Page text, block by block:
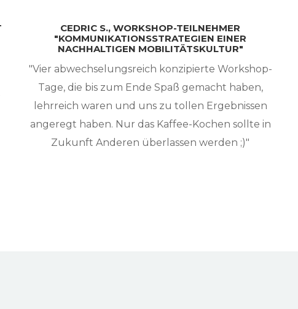
CEDRIC S., WORKSHOP-TEILNEHMER
"KOMMUNIKATIONSSTRATEGIEN EINER
NACHHALTIGEN MOBILITÄTSKULTUR"
"Vier abwechselungsreich konzipierte Workshop-
Tage, die bis zum Ende Spaß gemacht haben,
lehrreich waren und uns zu tollen Ergebnissen
angeregt haben. Nur das Kaffee-Kochen sollte in
Zukunft Anderen überlassen werden ;)"